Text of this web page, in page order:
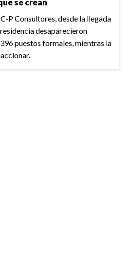
se crean
P Consultores, desde la llegada
desaparecieron
puestos formales, mientras la